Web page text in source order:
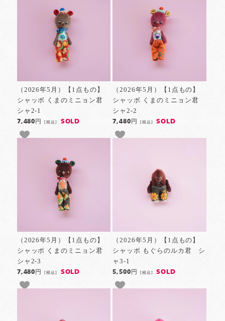
（2026年5月）【1点もの】
シャッポ くまのミニョン君
シャ2-1
7,480円[税込] SOLD
（2026年5月）【1点もの】
シャッポ くまのミニョン君
シャ2-2
7,480円 [税込] SOLD
（2026年5月）【1点もの】
シャッポ くまのミニョン君
シャ2-3
7,480円[税込] SOLD
（2026年5月）【1点もの】
シャッポ もぐらのルカ君 シ
ャ3-1
5,500円 [税込] SOLD